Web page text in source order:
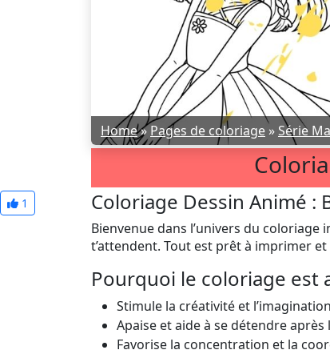
Home»Pages de coloriage »Série
1 Coloriage Dessin Animé :
Bienvenue dans l’univers du
t’attendent. Tout est prêt à imprimer
Pourquoi le coloriage est
Stimule la créativité et
Apaise et aide à se détendre après
Favorise la concentration et la